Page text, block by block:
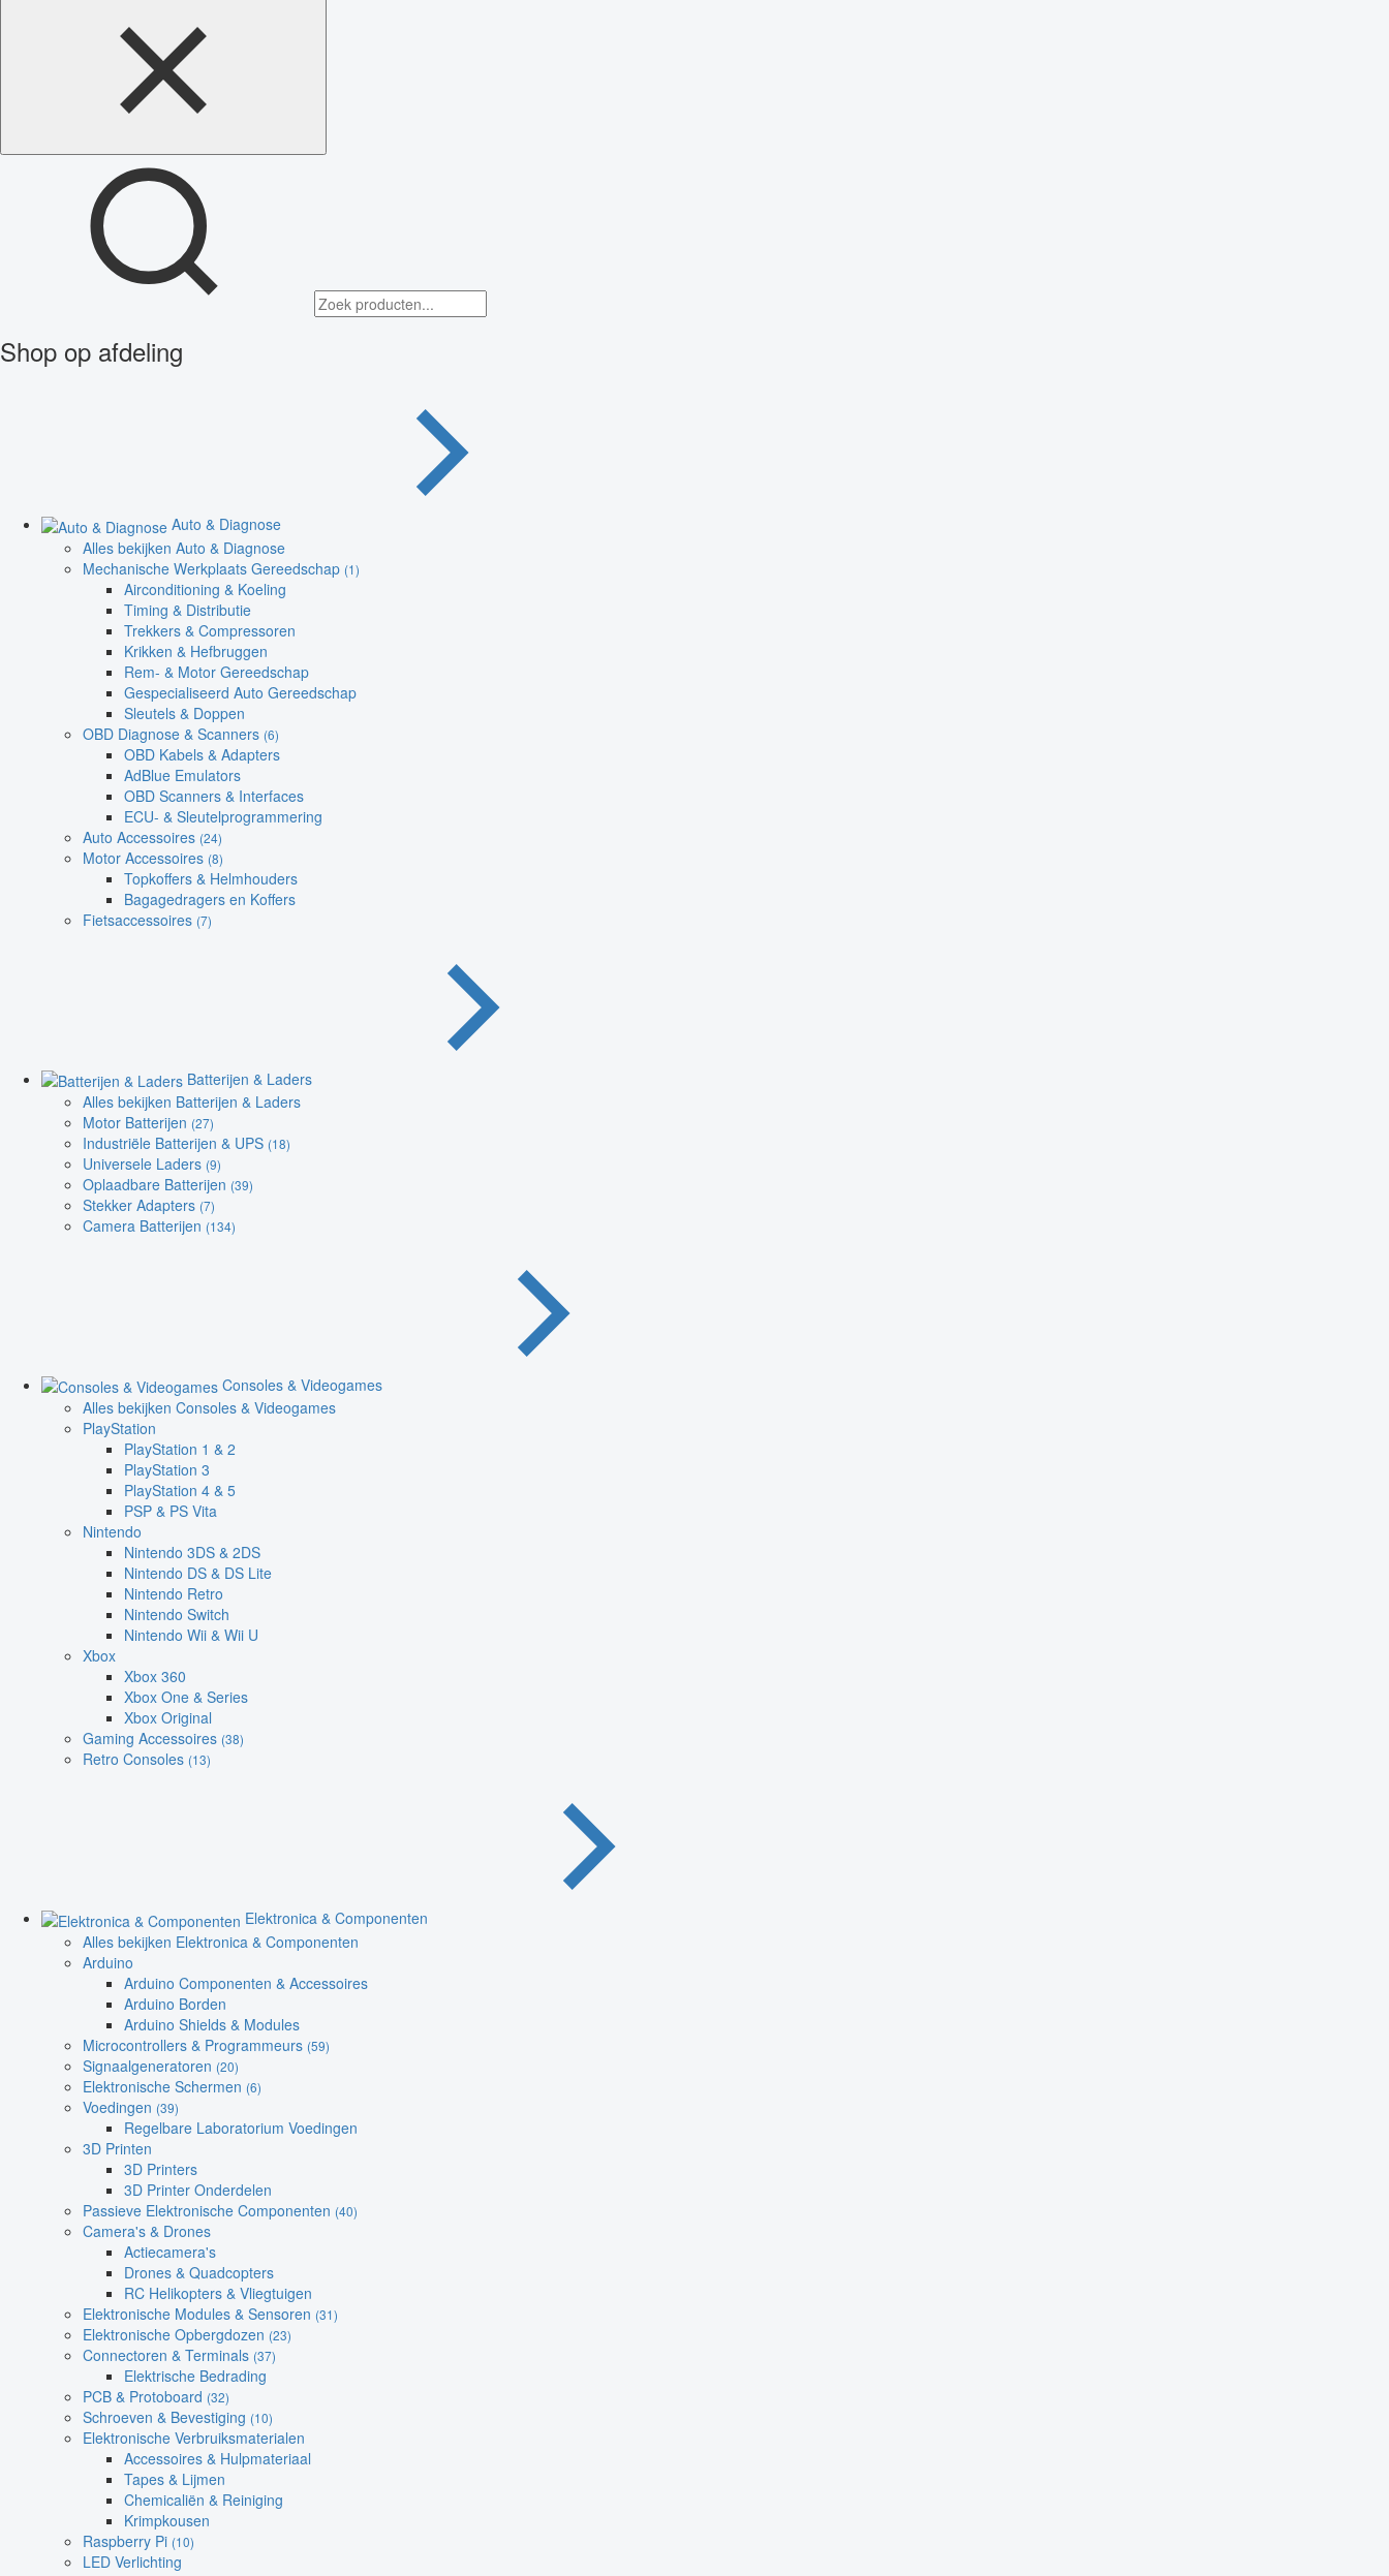
Shop op afdeling
Auto & Diagnose
Alles bekijken Auto & Diagnose
Mechanische Werkplaats Gereedschap (1)
Airconditioning & Koeling
Timing & Distributie
Trekkers & Compressoren
Krikken & Hefbruggen
Rem- & Motor Gereedschap
Gespecialiseerd Auto Gereedschap
Sleutels & Doppen
OBD Diagnose & Scanners (6)
OBD Kabels & Adapters
AdBlue Emulators
OBD Scanners & Interfaces
ECU- & Sleutelprogrammering
Auto Accessoires (24)
Motor Accessoires (8)
Topkoffers & Helmhouders
Bagagedragers en Koffers
Fietsaccessoires (7)
Batterijen & Laders
Alles bekijken Batterijen & Laders
Motor Batterijen (27)
Industriële Batterijen & UPS (18)
Universele Laders (9)
Oplaadbare Batterijen (39)
Stekker Adapters (7)
Camera Batterijen (134)
Consoles & Videogames
Alles bekijken Consoles & Videogames
PlayStation
PlayStation 1 & 2
PlayStation 3
PlayStation 4 & 5
PSP & PS Vita
Nintendo
Nintendo 3DS & 2DS
Nintendo DS & DS Lite
Nintendo Retro
Nintendo Switch
Nintendo Wii & Wii U
Xbox
Xbox 360
Xbox One & Series
Xbox Original
Gaming Accessoires (38)
Retro Consoles (13)
Elektronica & Componenten
Alles bekijken Elektronica & Componenten
Arduino
Arduino Componenten & Accessoires
Arduino Borden
Arduino Shields & Modules
Microcontrollers & Programmeurs (59)
Signaalgeneratoren (20)
Elektronische Schermen (6)
Voedingen (39)
Regelbare Laboratorium Voedingen
3D Printen
3D Printers
3D Printer Onderdelen
Passieve Elektronische Componenten (40)
Camera's & Drones
Actiecamera's
Drones & Quadcopters
RC Helikopters & Vliegtuigen
Elektronische Modules & Sensoren (31)
Elektronische Opbergdozen (23)
Connectoren & Terminals (37)
Elektrische Bedrading
PCB & Protoboard (32)
Schroeven & Bevestiging (10)
Elektronische Verbruiksmaterialen
Accessoires & Hulpmateriaal
Tapes & Lijmen
Chemicaliën & Reiniging
Krimpkousen
Raspberry Pi (10)
LED Verlichting